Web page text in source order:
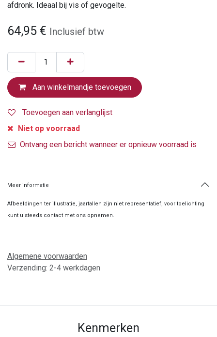
afdronk. Ideaal bij vis of gevogelte.
64,95 € Inclusief btw
Aan winkelmandje toevoegen
Toevoegen aan verlanglijst
Niet op voorraad
Ontvang een bericht wanneer er opnieuw voorraad is
Meer informatie
Afbeeldingen ter illustratie, jaartallen zijn niet representatief, voor toelichting
kunt u steeds contact met ons opnemen.
Algemene voorwaarden
Verzending: 2-4 werkdagen
Kenmerken